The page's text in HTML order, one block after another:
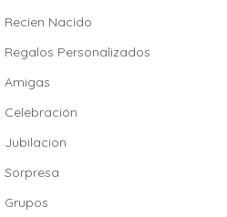
Recien Nacido
Regalos Personalizados
Amigas
Celebración
Jubilacion
Sorpresa
Grupos